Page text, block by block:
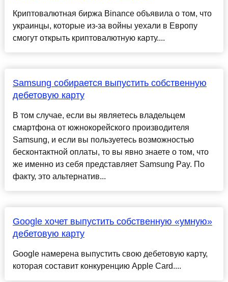
Криптовалютная биржа Binance объявила о том, что
украинцы, которые из-за войны уехали в Европу
смогут открыть криптовалютную карту....
Samsung собирается выпустить собственную
дебетовую карту
В том случае, если вы являетесь владельцем
смартфона от южнокорейского производителя
Samsung, и если вы пользуетесь возможностью
бесконтактной оплаты, то вы явно знаете о том, что
же именно из себя представляет Samsung Pay. По
факту, это альтернатив...
Google хочет выпустить собственную «умную»
дебетовую карту
Google намерена выпустить свою дебетовую карту,
которая составит конкуренцию Apple Card....